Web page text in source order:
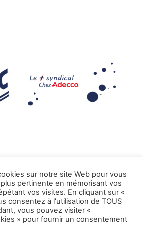
CFE-CGC ADECCO.
sur notre site Web pour vous
pertinente en mémorisant vos
vos visites. En cliquant sur «
consentez à l'utilisation de TOUS
vous pouvez visiter «
» pour fournir un consentement